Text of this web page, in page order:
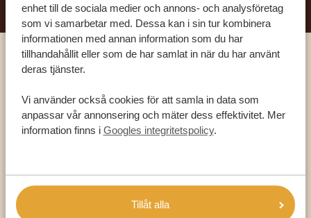
enhet till de sociala medier och annons- och analysföretag
som vi samarbetar med. Dessa kan i sin tur kombinera
informationen med annan information som du har
tillhandahållit eller som de har samlat in när du har använt
deras tjänster.
Vi använder också cookies för att samla in data som
anpassar vår annonsering och mäter dess effektivitet. Mer
information finns i Googles integritetspolicy.
Tillåt alla
Ring en av våra experter
VÅRA SPECIALISTER FINNS HÄR FÖR ATT
HJÄLPA DIG